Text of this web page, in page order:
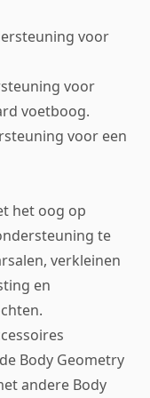
voor
voor
voetboog.
voor een
het oog op
te
verkleinen
en
Body Geometry
andere Body